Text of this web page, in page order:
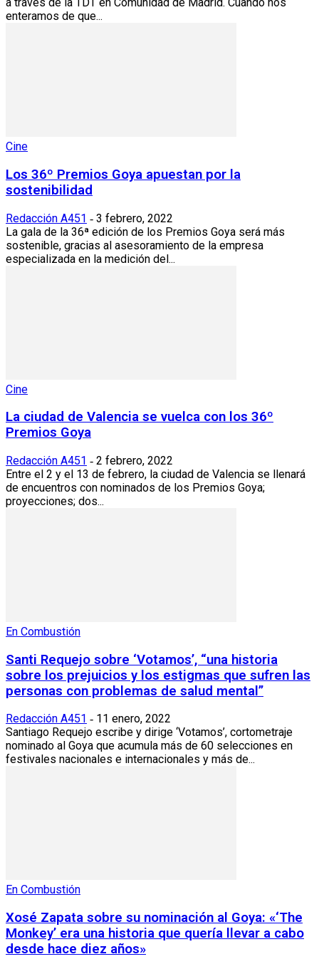
enteramos de que...
Cine
Los 36º Premios Goya apuestan por la
sostenibilidad
Redacción A451 - 3 febrero, 2022
La gala de la 36ª edición de los Premios Goya será más
sostenible, gracias al asesoramiento de la empresa
especializada en la medición del...
Cine
La ciudad de Valencia se vuelca con los 36º
Premios Goya
Redacción A451 - 2 febrero, 2022
Entre el 2 y el 13 de febrero, la ciudad de Valencia se llenará
de encuentros con nominados de los Premios Goya;
proyecciones; dos...
En Combustión
Santi Requejo sobre ‘Votamos’, “una historia
sobre los prejuicios y los estigmas que sufren las
personas con problemas de salud mental”
Redacción A451 - 11 enero, 2022
Santiago Requejo escribe y dirige ‘Votamos’, cortometraje
nominado al Goya que acumula más de 60 selecciones en
festivales nacionales e internacionales y más de...
En Combustión
Xosé Zapata sobre su nominación al Goya: «‘The
Monkey’ era una historia que quería llevar a cabo
desde hace diez años»